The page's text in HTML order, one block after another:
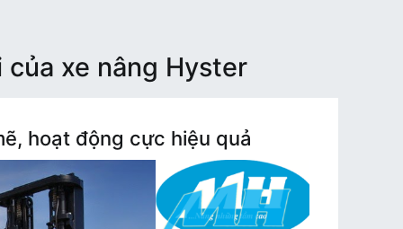
xe nâng Hyster
hoạt động cực hiệu quả